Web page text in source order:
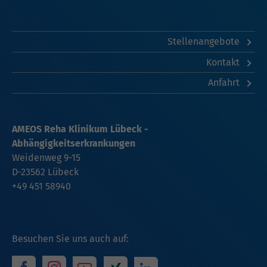
Stellenangebote
Kontakt
Anfahrt
Besuchen Sie uns auch auf:
AMEOS Reha Klinikum Lübeck -
Abhängigkeitserkrankungen
Weidenweg 9-15
D-23562 Lübeck
+49 451 58940